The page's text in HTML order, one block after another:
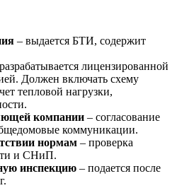
– выдается БТИ, содержит
лицензированной
Должен включать схему
тепловой нагрузки,
компании – согласование
коммуникации.
нормам – проверка
и СНиП.
инспекцию – подается после